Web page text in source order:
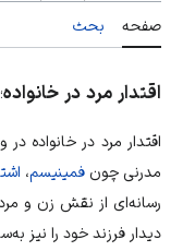
خانواده
صفحه بحث
اقتدار مرد در خانواده
اقتدار مرد در خانواده
مدرنی چونفمینیسم،
رسانه‌‏ای از نقش زن‌ ‏و
دیدار فرزند خود را نیز